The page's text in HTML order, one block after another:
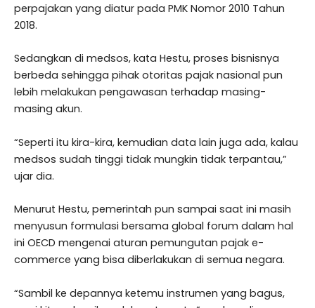
perpajakan yang diatur pada PMK Nomor 2010 Tahun
2018.
Sedangkan di medsos, kata Hestu, proses bisnisnya
berbeda sehingga pihak otoritas pajak nasional pun
lebih melakukan pengawasan terhadap masing-
masing akun.
“Seperti itu kira-kira, kemudian data lain juga ada, kalau
medsos sudah tinggi tidak mungkin tidak terpantau,”
ujar dia.
Menurut Hestu, pemerintah pun sampai saat ini masih
menyusun formulasi bersama global forum dalam hal
ini OECD mengenai aturan pemungutan pajak e-
commerce yang bisa diberlakukan di semua negara.
“Sambil ke depannya ketemu instrumen yang bagus,